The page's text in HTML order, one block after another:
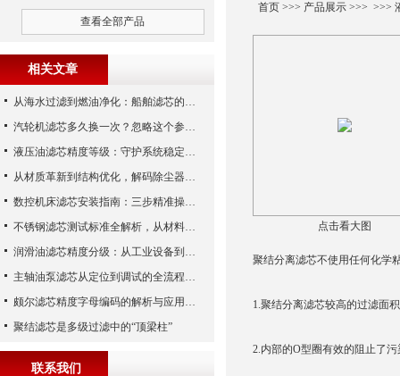
首页>>> 产品展示>>> >>>
点击看大图
聚结分离滤芯不使用任何化学
1.聚结分离滤芯较高的过滤面
2.内部的O型圈有效的阻止了
查看全部产品
相关文章
从海水过滤到燃油净化：船舶滤芯的多场景应用解析
汽轮机滤芯多久换一次？忽略这个参数，机组非停损失可能上百万！
液压油滤芯精度等级：守护系统稳定与寿命的“微米标尺”
从材质革新到结构优化，解码除尘器滤芯性能跃升的核心逻辑
数控机床滤芯安装指南：三步精准操作，杜绝设备“亚健康”
不锈钢滤芯测试标准全解析，从材料性能到应用场景的严苛验证
润滑油滤芯精度分级：从工业设备到精密系统的过滤密码
主轴油泵滤芯从定位到调试的全流程解析
颇尔滤芯精度字母编码的解析与应用指南
聚结滤芯是多级过滤中的“顶梁柱”
联系我们